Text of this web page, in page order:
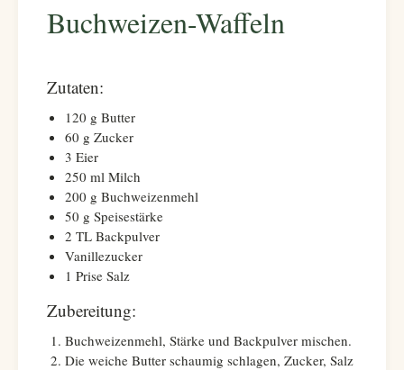
Buchweizen-Waffeln
Zutaten:
120 g Butter
60 g Zucker
3 Eier
250 ml Milch
200 g Buchweizenmehl
50 g Speisestärke
2 TL Backpulver
Vanillezucker
1 Prise Salz
Zubereitung:
Buchweizenmehl, Stärke und Backpulver mischen.
Die weiche Butter schaumig schlagen, Zucker, Salz